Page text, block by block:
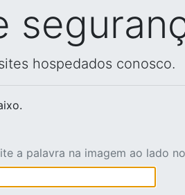
hospedados conosco.
a palavra na imagem ao lado